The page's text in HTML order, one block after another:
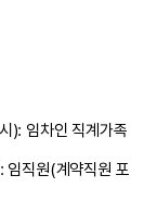
): 임차인 직계가족
임직원(계약직원 포